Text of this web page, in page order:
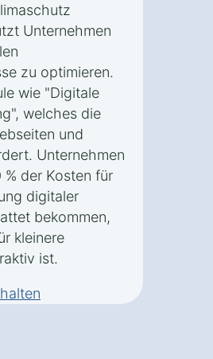
Unternehmen
zu optimieren.
wie "Digitale
welches die
und
Unternehmen
der Kosten für
digitaler
bekommen,
kleinere
ist.